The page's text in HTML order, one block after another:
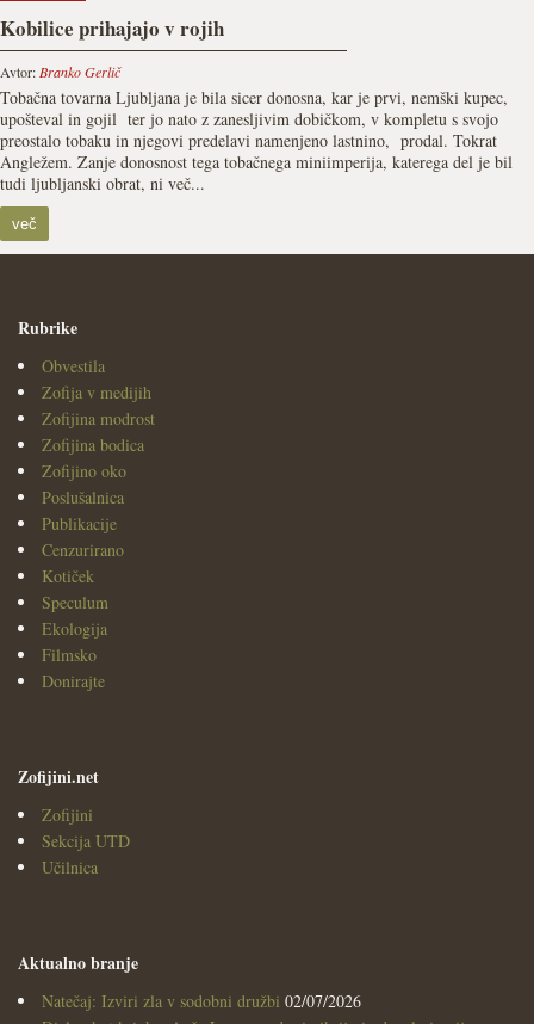
Kobilice prihajajo v rojih
Avtor: Branko Gerlič
Tobačna tovarna Ljubljana je bila sicer donosna, kar je prvi, nemški kupec,
upošteval in gojil ter jo nato z zanesljivim dobičkom, v kompletu s svojo
preostalo tobaku in njegovi predelavi namenjeno lastnino, prodal. Tokrat
Angležem. Zanje donosnost tega tobačnega miniimperija, katerega del je bil
tudi ljubljanski obrat, ni več...
več
Rubrike
Obvestila
Zofija v medijih
Zofijina modrost
Zofijina bodica
Zofijino oko
Poslušalnica
Publikacije
Cenzurirano
Kotiček
Speculum
Ekologija
Filmsko
Donirajte
Zofijini.net
Zofijini
Sekcija UTD
Učilnica
Aktualno branje
Natečaj: Izviri zla v sodobni družbi 02/07/2026